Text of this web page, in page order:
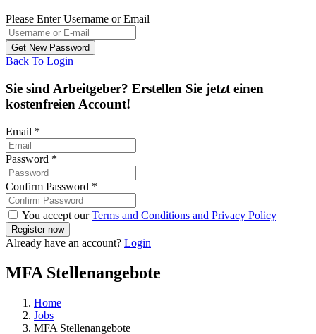
Please Enter Username or Email
Back To Login
Sie sind Arbeitgeber? Erstellen Sie jetzt einen
kostenfreien Account!
Email *
Password *
Confirm Password *
You accept ourTerms and Conditions and Privacy Policy
Already have an account? Login
MFA Stellenangebote
Home
Jobs
MFA Stellenangebote